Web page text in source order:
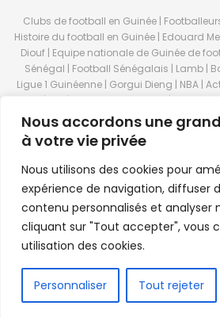
Nous accordons une
à votre vie privée
Nous utilisons des cookies pour
expérience de navigation, diffuser
contenu personnalisés et analyser
cliquant sur "Tout accepter", vous
utilisation des cookies.
Personnaliser Tout rejeter
Clubs de football en Guinée |
Histoire du football en Guinée | Edouard
Diouf | Equipe nationale de Guinée de
Sénégal | Football Sénégalais | Lamb |
Ligue 1 Guinéenne | Gorgui Dieng | NBA |
direct | But | Actualité au Guinée | Premier
A | LSFP | Conakry | Guinée | Sport
Guineen | Handball Guinee | Match
Stade du 28 septembre | Coupe
Equipe de Guinee| Equipe national de
Guinée | Le Senegal | Dakar | Coupe
septembre | Foot Club | Sport Guinee |
Sport en direct | Boxe | Sénégal Dakar | La
Guinee en direct | Foot en direct | Foot
direct | Vidéo | Télécharger Africasport |
magazine theme by
FR